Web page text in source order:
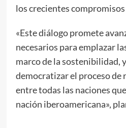
los crecientes
«Este diálogo promete
necesarios para emplazar
marco de la sostenibilidad,
democratizar el proceso de
entre todas las naciones
nación iberoamericana»,